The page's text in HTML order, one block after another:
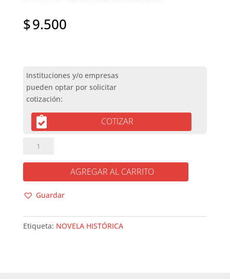
$9.500
COTIZAR
CAMARADAS
FRENTE
cantidad
AGREGAR AL CARRITO
Guardar
Etiqueta: NOVELA HISTÓRICA